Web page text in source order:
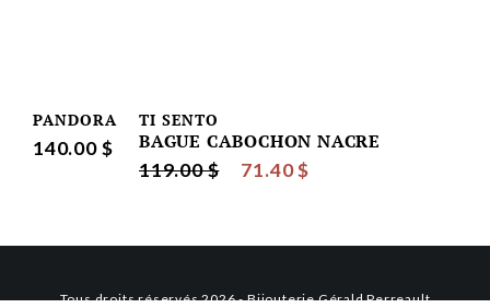
PANDORA
140.00 $
TI SENTO
BAGUE CABOCHON NACRE
119.00 $ 71.40 $
Tous droits réservés 2026 - Bijouterie Gérald Perreault